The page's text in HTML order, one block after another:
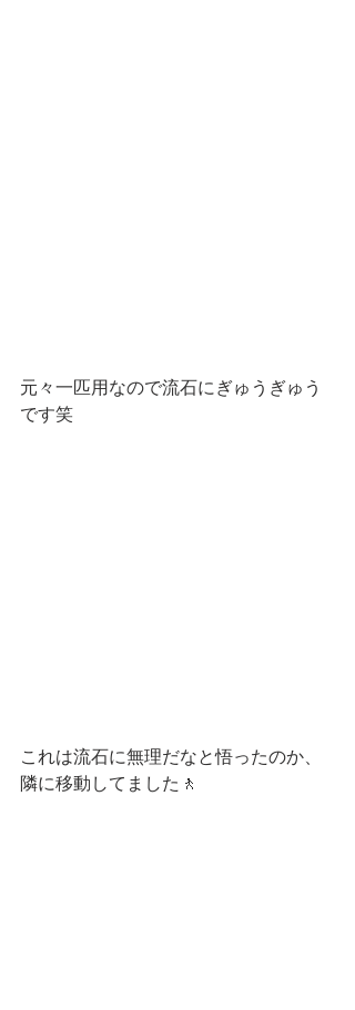
元々一匹用なので流石にぎゅうぎゅう
です笑
これは流石に無理だなと悟ったのか、
隣に移動してました🚶